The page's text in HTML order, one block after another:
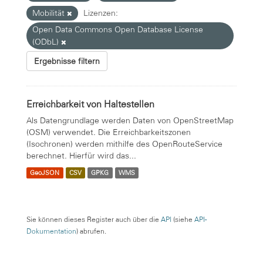
Mobilität
Lizenzen:
Open Data Commons Open Database License
(ODbL)
Ergebnisse filtern
Erreichbarkeit von Haltestellen
Als Datengrundlage werden Daten von OpenStreetMap
(OSM) verwendet. Die Erreichbarkeitszonen
(Isochronen) werden mithilfe des OpenRouteService
berechnet. Hierfür wird das...
GeoJSON CSV GPKG WMS
Sie können dieses Register auch über die API (siehe API-
Dokumentation) abrufen.